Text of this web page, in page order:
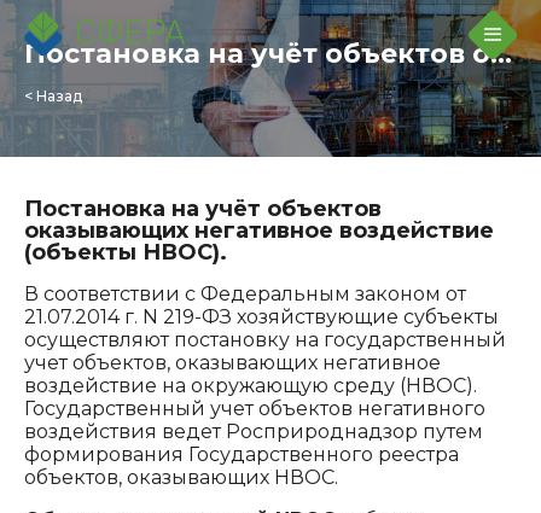
Постановка на учёт объектов оказывающих негативное воздействие (объекты НВОС).
< Назад
Постановка на учёт объектов
оказывающих негативное воздействие
(объекты НВОС).
В соответствии с Федеральным законом от
21.07.2014 г. N 219-ФЗ хозяйствующие субъекты
осуществляют постановку на государственный
учет объектов, оказывающих негативное
воздействие на окружающую среду (НВОС).
Государственный учет объектов негативного
воздействия ведет Росприроднадзор путем
формирования Государственного реестра
объектов, оказывающих НВОС.